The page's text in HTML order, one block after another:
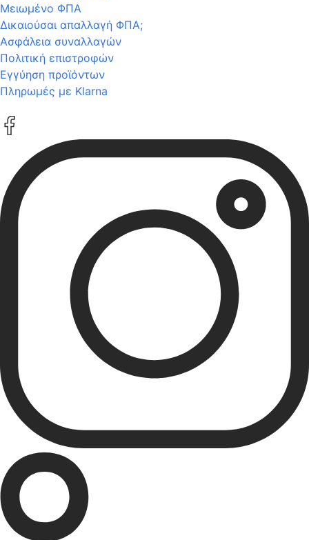
Μειωμένο ΦΠΑ
Δικαιούσαι απαλλαγή ΦΠΑ;
Ασφάλεια συναλλαγών
Πολιτική επιστροφών
Εγγύηση προϊόντων
Πληρωμές με Klarna